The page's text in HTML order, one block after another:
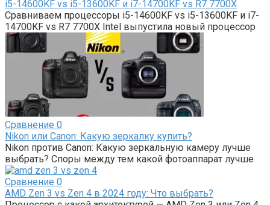
i5-14600KF vs i5-13600KF и i7-14700KF vs R7 7700X
Сравниваем процессоры i5-14600KF vs i5-13600KF и i7-
14700KF vs R7 7700X Intel выпустила новый процессор
Сравнение 0
Nikon или Canon: Какую зеркалку купить?
Nikon против Canon: Какую зеркальную камеру лучше
выбрать? Споры между тем какой фотоаппарат лучше
Сравнение 0
AMD Zen 3 vs Zen 4 в 2024 году: Что выбрать?